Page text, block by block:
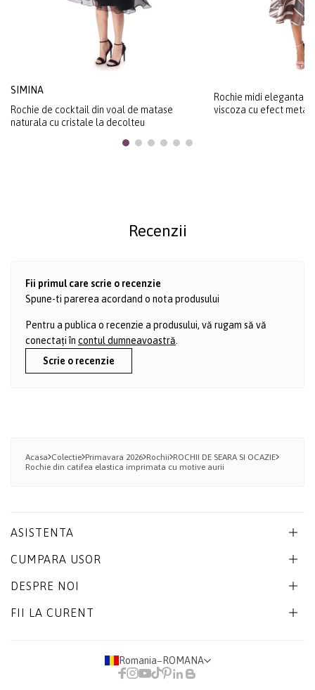
SIMINA
Rochie de cocktail din voal de matase
naturala cu cristale la decolteu
Rochie midi eleganta
viscoza cu efect
Recenzii
Fii primul care scrie o recenzie
Spune-ti parerea acordand o nota produsului
Pentru a publica o recenzie a produsului, vă rugam să vă
conectați în contul dumneavoastră
Scrie o recenzie
Acasa Colectie Primavara 2026 Rochii ROCHII DE SEARA SI OCAZIE
Rochie din catifea elastica imprimata cu motive aurii
ASISTENTA
CUMPARA USOR
DESPRE NOI
FII LA CURENT
Romania− ROMANA